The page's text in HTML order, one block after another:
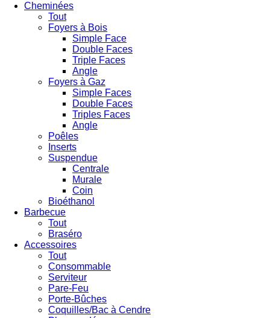
Cheminées
Tout
Foyers à Bois
Simple Face
Double Faces
Triple Faces
Angle
Foyers à Gaz
Simple Faces
Double Faces
Triples Faces
Angle
Poêles
Inserts
Suspendue
Centrale
Murale
Coin
Bioéthanol
Barbecue
Tout
Braséro
Accessoires
Tout
Consommable
Serviteur
Pare-Feu
Porte-Bûches
Coquilles/Bac à Cendre